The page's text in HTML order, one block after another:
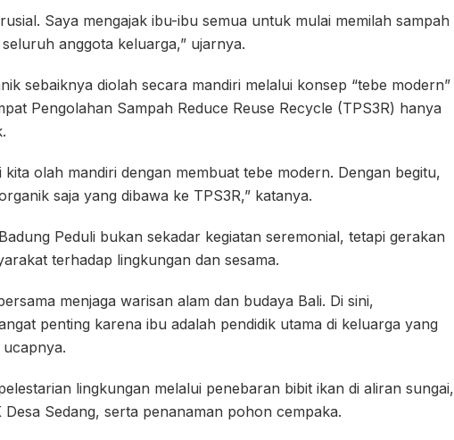
Saya mengajak ibu-ibu semua untuk mulai memilah sampah
anggota keluarga,” ujarnya.
sebaiknya diolah secara mandiri melalui konsep “tebe modern”
Pengolahan Sampah Reduce Reuse Recycle (TPS3R) hanya
olah mandiri dengan membuat tebe modern. Dengan begitu,
saja yang dibawa ke TPS3R,” katanya.
Peduli bukan sekadar kegiatan seremonial, tetapi gerakan
terhadap lingkungan dan sesama.
menjaga warisan alam dan budaya Bali. Di sini,
penting karena ibu adalah pendidik utama di keluarga yang
ucapnya.
lingkungan melalui penebaran bibit ikan di aliran sungai,
Sedang, serta penanaman pohon cempaka.